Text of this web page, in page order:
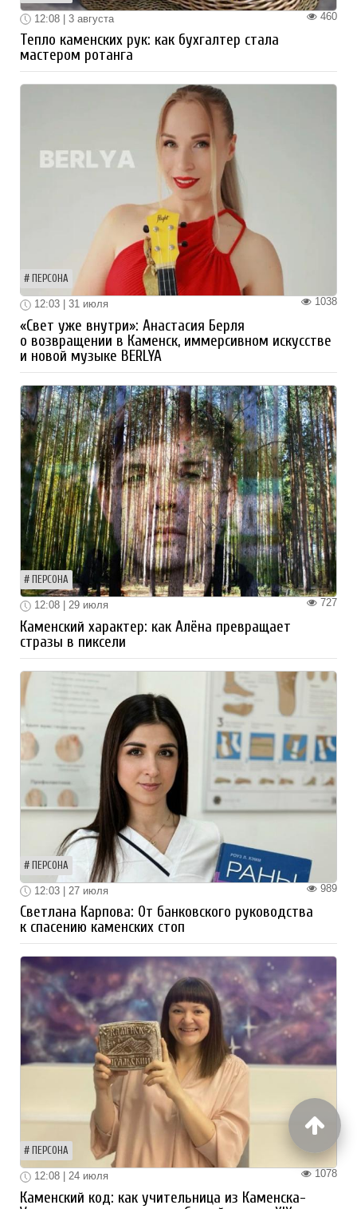
460
12:08 | 3 августа
Тепло каменских рук: как бухгалтер стала
мастером ротанга
ПЕРСОНА
1038
12:03 | 31 июля
«Свет уже внутри»: Анастасия Берля
о возвращении в Каменск, иммерсивном искусстве
и новой музыке BERLYA
ПЕРСОНА
727
12:08 | 29 июля
Каменский характер: как Алёна превращает
стразы в пиксели
ПЕРСОНА
989
12:03 | 27 июля
Светлана Карпова: От банковского руководства
к спасению каменских стоп
ПЕРСОНА
1078
12:08 | 24 июля
Каменский код: как учительница из Каменска-